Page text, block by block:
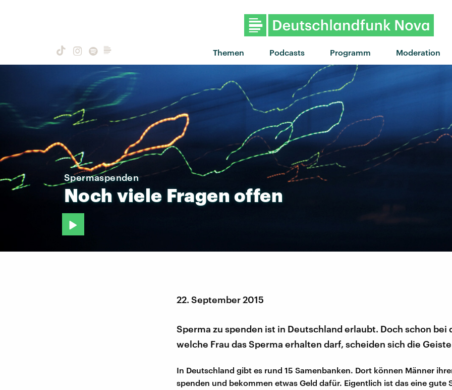
Themen Podcasts Programm Moderation
"Start you up" von Master
Spermaspenden
Noch viele Fragen offen
22. September 2015
Sperma zu spenden ist in Deutschland erlaubt. Doch schon bei
welche Frau das Sperma erhalten darf, scheiden sich die
In Deutschland gibt es rund 15 Samenbanken. Dort können Männer
spenden und bekommen etwas Geld dafür. Eigentlich ist das eine gute